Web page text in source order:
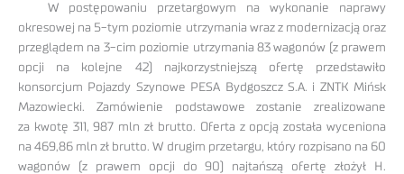
W postępowaniu przetargowym na wykonanie naprawy
okresowej na 5-tym poziomie utrzymania wraz z modernizacją oraz
przeglądem na 3-cim poziomie utrzymania 83 wagonów (z prawem
opcji na kolejne 42) najkorzystniejszą ofertę przedstawiło
konsorcjum Pojazdy Szynowe PESA Bydgoszcz S.A. i ZNTK Mińsk
Mazowiecki. Zamówienie podstawowe zostanie zrealizowane
za kwotę 311, 987 mln zł brutto. Oferta z opcją została wyceniona
na 469,86 mln zł brutto. W drugim przetargu, który rozpisano na 60
wagonów (z prawem opcji do 90) najtańszą ofertę złożył H.